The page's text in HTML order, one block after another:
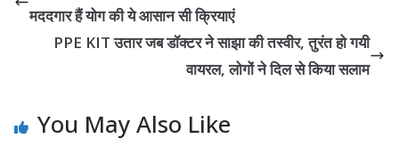
मददगार हैं योग की ये आसान सी क्रियाएं
PPE KIT उतार जब डॉक्टर ने साझा की तस्वीर, तुरंत हो गयी
वायरल, लोगों ने दिल से किया सलाम
You May Also Like